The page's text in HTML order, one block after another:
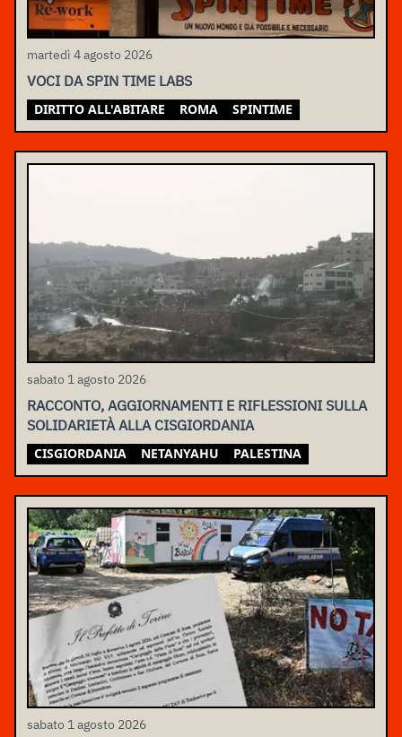
martedì 4 agosto 2026
VOCI DA SPIN TIME LABS
DIRITTO ALL'ABITARE ROMA SPINTIME
sabato 1 agosto 2026
RACCONTO, AGGIORNAMENTI E RIFLESSIONI SULLA
SOLIDARIETÀ ALLA CISGIORDANIA
CISGIORDANIA NETANYAHU PALESTINA
sabato 1 agosto 2026